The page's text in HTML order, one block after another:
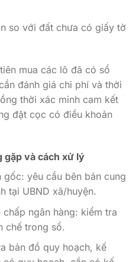
so với đất chưa có giấy tờ
mua các lô đã có sổ
đánh giá chi phí và thời
thời xác minh cam kết
đặt cọc có điều khoản
gặp và cách xử lý
yêu cầu bên bán cung
tại UBND xã/huyện.
ngân hàng: kiểm tra
chế trong sổ.
bản đồ quy hoạch, kế